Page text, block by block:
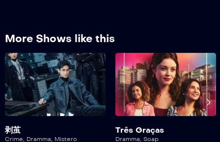
Episodio 24
25
Episodio 25
26
Episodio 26
More Shows like this
剥茧
Crime, Dramma, Mistero
Três Graças
Dramma, Soap